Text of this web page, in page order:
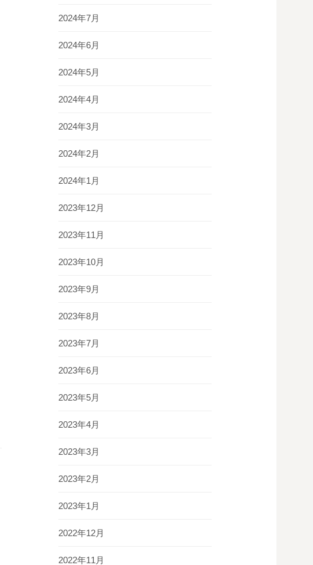
2024年7月
2024年6月
2024年5月
2024年4月
2024年3月
2024年2月
2024年1月
2023年12月
2023年11月
2023年10月
2023年9月
2023年8月
2023年7月
2023年6月
2023年5月
2023年4月
2023年3月
2023年2月
2023年1月
2022年12月
2022年11月